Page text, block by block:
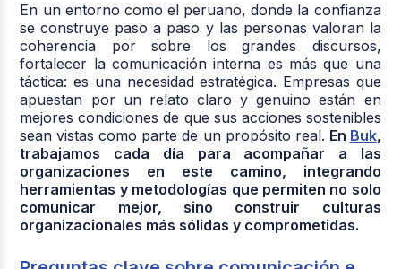
En un entorno como el peruano, donde la confianza
se construye paso a paso y las personas valoran la
coherencia por sobre los grandes discursos,
fortalecer la comunicación interna es más que una
táctica: es una necesidad estratégica. Empresas que
apuestan por un relato claro y genuino están en
mejores condiciones de que sus acciones sostenibles
sean vistas como parte de un propósito real. En Buk,
trabajamos cada día para acompañar a las
organizaciones en este camino, integrando
herramientas y metodologías que permiten no solo
comunicar mejor, sino construir culturas
organizacionales más sólidas y comprometidas.